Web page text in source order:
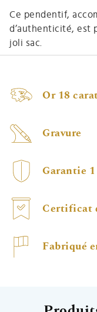
Ce pendentif,
d’authenticité, est
joli sac.
Or 18
Gravure
Garantie 1
Certificat
Fabriqué